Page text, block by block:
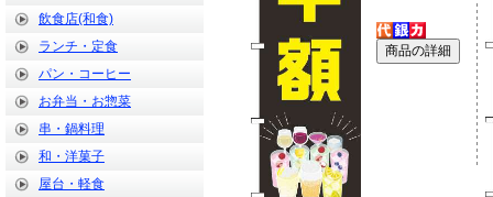
飲食店(和食)
ランチ・定食
パン・コーヒー
お弁当・お惣菜
串・鍋料理
和・洋菓子
屋台・軽食